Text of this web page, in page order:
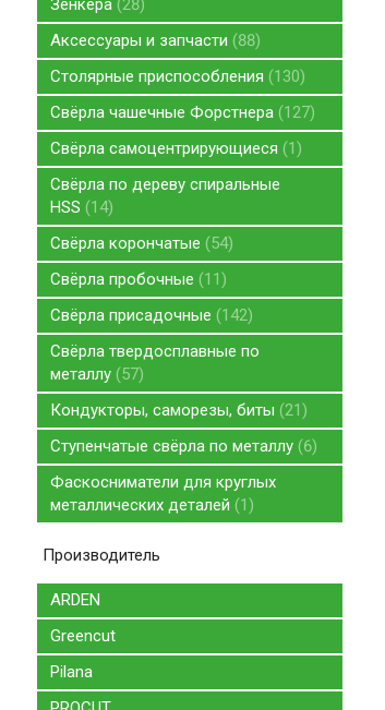
Зенкера 28
Аксессуары и запчасти 88
Столярные приспособления 130
Свёрла чашечные Форстнера 127
Свёрла самоцентрирующиеся 1
Свёрла по дереву спиральные
HSS 14
Свёрла корончатые 54
Свёрла пробочные 11
Свёрла присадочные 142
Свёрла твердосплавные по
металлу 57
Кондукторы, саморезы, биты 21
Ступенчатые свёрла по металлу 6
Фаскосниматели для круглых
металлических деталей 1
Производитель
ARDEN
Greencut
Pilana